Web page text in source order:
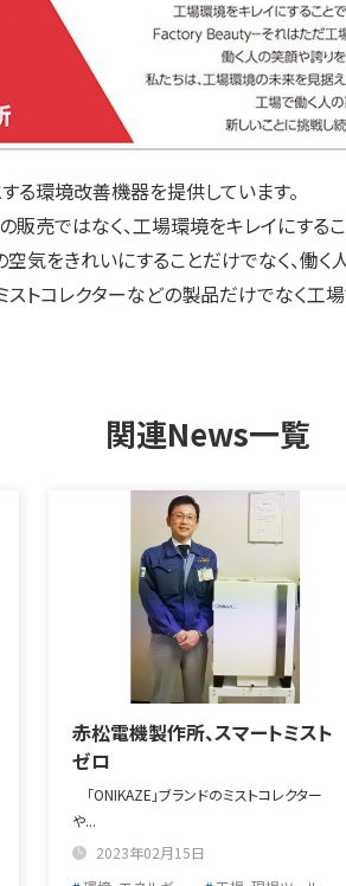
る環境改善機器を提供しています。
売ではなく、工場環境をキレイにするこ
をきれいにすることだけでなく、働く
トコレクターなどの製品だけでなく工
関連News一覧
赤松電機製作所、スマートミスト
ゼロ
「ONIKAZE」ブランドのミストコレクター
や...
2023年02月15日